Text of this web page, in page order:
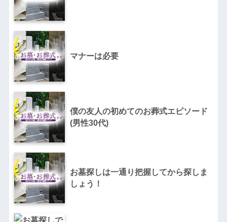
マナーは必要
僕の友人の初めてのお葬式エピソード
(男性30代)
お墓探しは一通り把握してから探しま
しょう！